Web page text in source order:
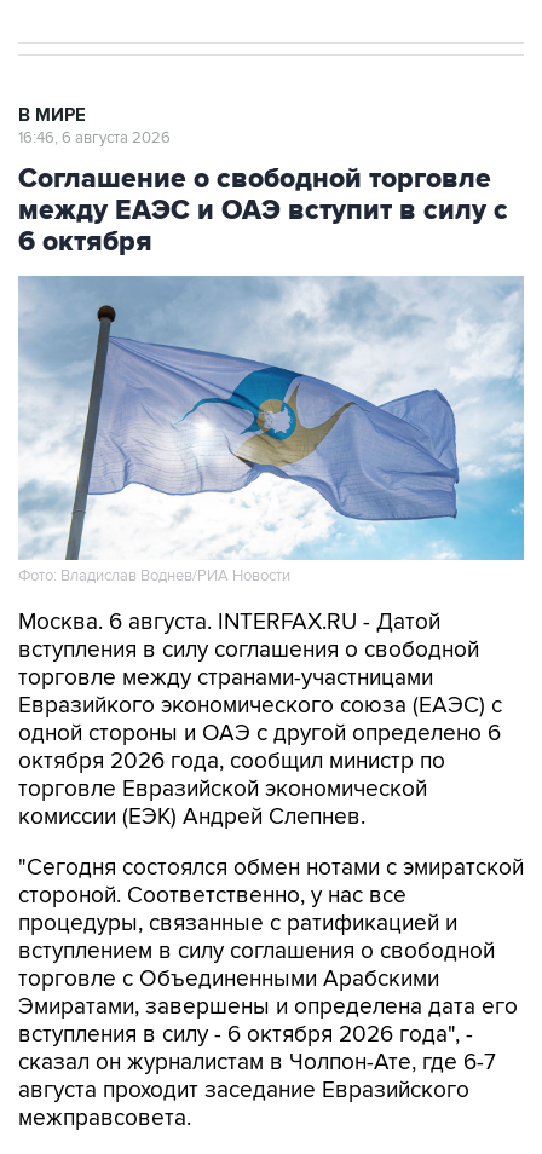
В МИРЕ
16:46, 6 августа 2026
Соглашение о свободной торговле
между ЕАЭС и ОАЭ вступит в силу с
6 октября
Фото: Владислав Воднев/РИА Новости
Москва. 6 августа. INTERFAX.RU - Датой
вступления в силу соглашения о свободной
торговле между странами-участницами
Евразийкого экономического союза (ЕАЭС) с
одной стороны и ОАЭ с другой определено 6
октября 2026 года, сообщил министр по
торговле Евразийской экономической
комиссии (ЕЭК) Андрей Слепнев.
"Сегодня состоялся обмен нотами с эмиратской
стороной. Соответственно, у нас все
процедуры, связанные с ратификацией и
вступлением в силу соглашения о свободной
торговле с Объединенными Арабскими
Эмиратами, завершены и определена дата его
вступления в силу - 6 октября 2026 года", -
сказал он журналистам в Чолпон-Ате, где 6-7
августа проходит заседание Евразийского
межправсовета.